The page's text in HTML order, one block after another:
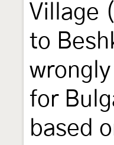
Village
to
for
based